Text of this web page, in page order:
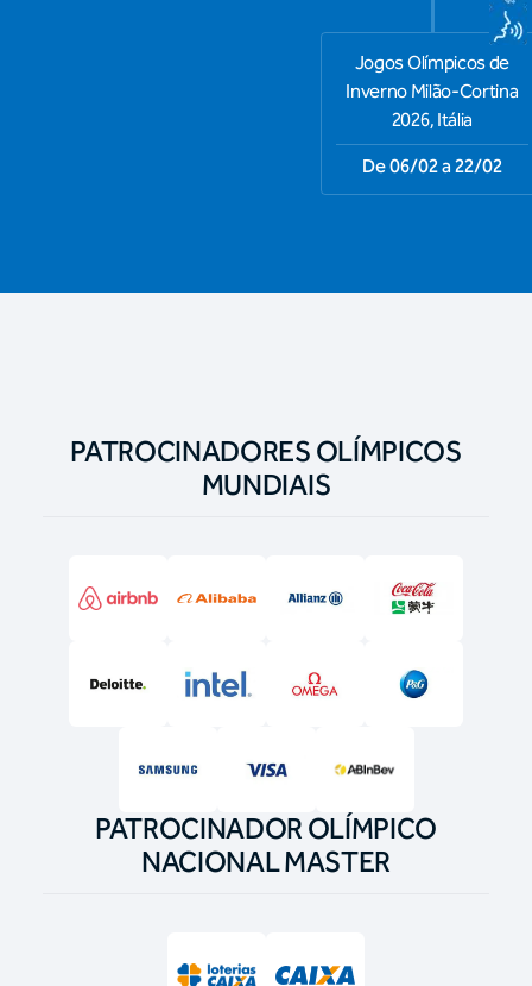
Jogos Olímpicos de
Inverno Milão-Cortina
2026, Itália
De 06/02 a 22/02
PATROCINADORES OLÍMPICOS
MUNDIAIS
PATROCINADOR OLÍMPICO
NACIONAL MASTER